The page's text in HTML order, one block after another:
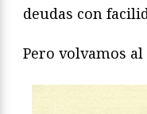
deudas con
Pero volvamos